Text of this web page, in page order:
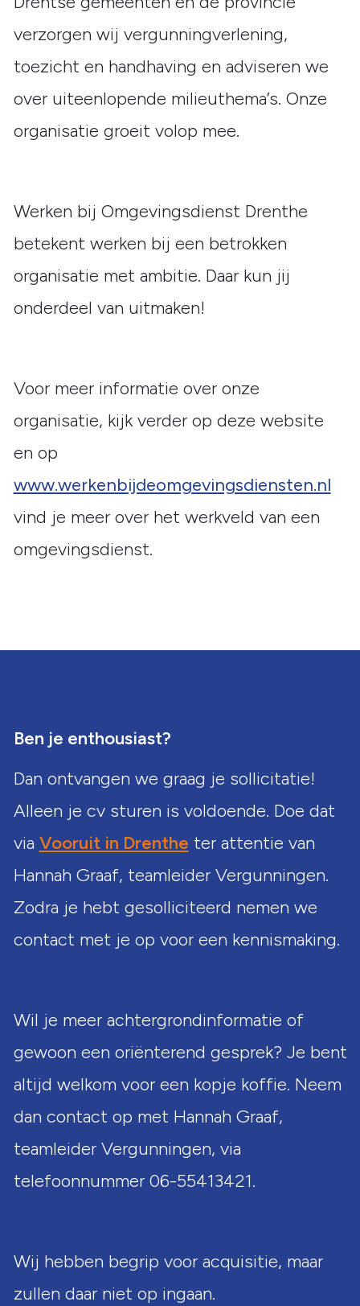
verzorgen wij vergunningverlening,
toezicht en handhaving en adviseren we
over uiteenlopende milieuthema’s. Onze
organisatie groeit volop mee.
Werken bij Omgevingsdienst Drenthe
betekent werken bij een betrokken
organisatie met ambitie. Daar kun jij
onderdeel van uitmaken!
Voor meer informatie over onze
organisatie, kijk verder op deze website
en op
www.werkenbijdeomgevingsdiensten.nl
vind je meer over het werkveld van een
omgevingsdienst.
Ben je enthousiast?
Dan ontvangen we graag je sollicitatie!
Alleen je cv sturen is voldoende. Doe dat
via Vooruit in Drenthe ter attentie van
Hannah Graaf, teamleider Vergunningen.
Zodra je hebt gesolliciteerd nemen we
contact met je op voor een kennismaking.
Wil je meer achtergrondinformatie of
gewoon een oriënterend gesprek? Je bent
altijd welkom voor een kopje koffie. Neem
dan contact op met Hannah Graaf,
teamleider Vergunningen, via
telefoonnummer 06-55413421.
Wij hebben begrip voor acquisitie, maar
zullen daar niet op ingaan.